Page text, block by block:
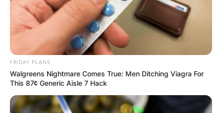
(ФОТО) Висок свет крст поставен
во Студена Бара: Нов симбол на
верата и надежта
Повеќе
FRIDAY PLANS
Walgreens Nightmare Comes True: Men Ditching Viagra For
This 87¢ Generic Aisle 7 Hack